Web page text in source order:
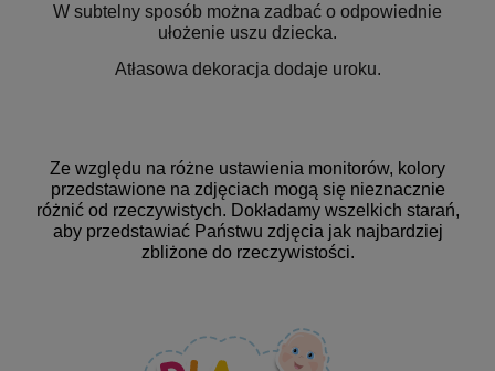
W subtelny sposób można zadbać o odpowiednie
ułożenie uszu dziecka.
Atłasowa dekoracja dodaje uroku.
Ze względu na różne ustawienia monitorów, kolory
przedstawione na zdjęciach mogą się nieznacznie
różnić od rzeczywistych. Dokładamy wszelkich starań,
aby przedstawiać Państwu zdjęcia jak najbardziej
zbliżone do rzeczywistości.